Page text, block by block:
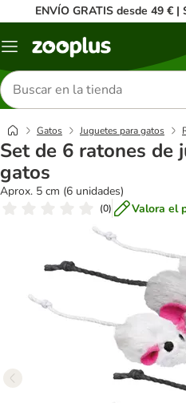
ENVÍO GRATIS desde 49 €
Menú
Buscar
productos
Gatos Juguetes para gatos
Set de 6 ratones de
gatos
Aprox. 5 cm (6 unidades)
(0) Valora el